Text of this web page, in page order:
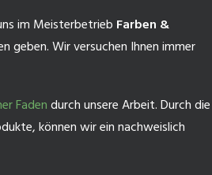
im Meisterbetrieb Farben &
geben. Wir versuchen Ihnen immer
Fadendurch unsere Arbeit. Durch die
können wir ein nachweislich